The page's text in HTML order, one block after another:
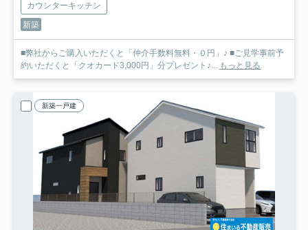
カウンターキッチン
新築
■弊社からご購入いただくと「仲介手数料無料・０円」♪ ■ご見学事前予
約いただくと「クオカード3,000円」分プレゼント♪... もっと見る
新築一戸建